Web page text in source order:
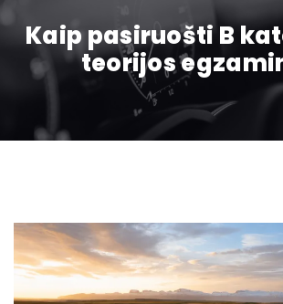
Kaip pasiruošti B
teorijos